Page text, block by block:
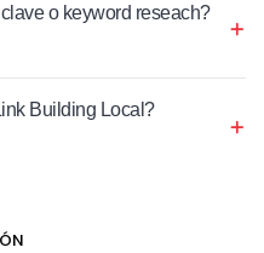
o keyword reseach?
Building Local?